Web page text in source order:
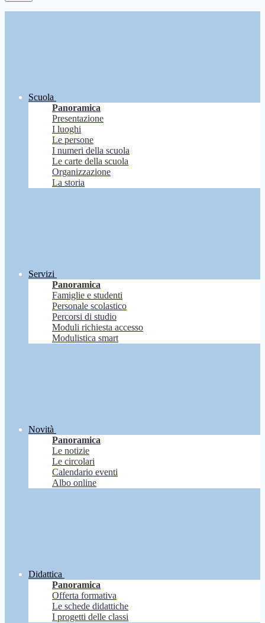
Scuola
Panoramica
Presentazione
I luoghi
Le persone
I numeri della scuola
Le carte della scuola
Organizzazione
La storia
Servizi
Panoramica
Famiglie e studenti
Personale scolastico
Percorsi di studio
Moduli richiesta accesso
Modulistica smart
Novità
Panoramica
Le notizie
Le circolari
Calendario eventi
Albo online
Didattica
Panoramica
Offerta formativa
Le schede didattiche
I progetti delle classi